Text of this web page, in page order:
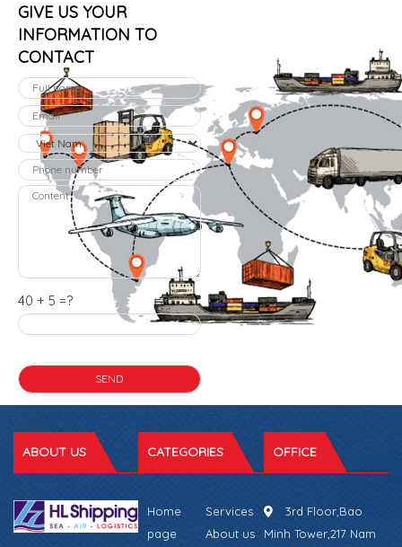
GIVE US YOUR
INFORMATION TO
CONTACT
40 + 5 =?
ABOUT US CATEGORIES
Home
page
Services
About us
OFFICE
3rd Floor,Bao
Minh Tower,217 Nam